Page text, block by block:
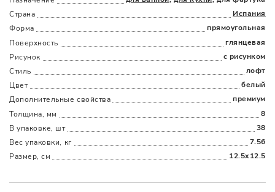
Страна
Испания
Форма
прямоугольная
Поверхность
глянцевая
Рисунок
с рисунком
Стиль
лофт
Цвет
белый
Дополнительные cвойства
премиум
Толщина, мм
8
В упаковке, шт
38
Вес упаковки, кг
7.56
Размер, см
12.5x12.5
НаличымиКартойПо счетуДолями